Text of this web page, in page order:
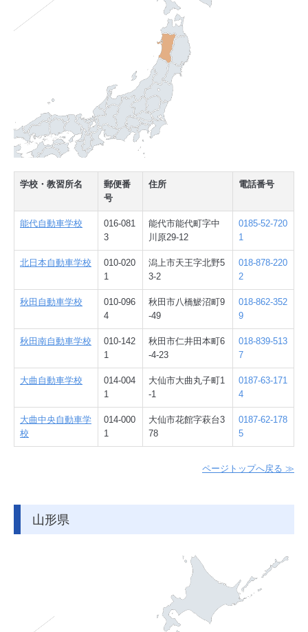
学校・教習所名
郵便番
号
住所 電話番号
能代自動車学校
016-081
3
能代市能代町字中
川原29-12
0185-52-720
1
北日本自動車学校
010-020
1
潟上市天王字北野5
3-2
018-878-220
2
秋田自動車学校
010-096
4
秋田市八橋鯲沼町9
-49
018-862-352
9
秋田南自動車学校
010-142
1
秋田市仁井田本町6
-4-23
018-839-513
7
大曲自動車学校
014-004
1
大仙市大曲丸子町1
-1
0187-63-171
4
大曲中央自動車学
校
014-000
1
大仙市花館字萩台3
78
0187-62-178
5
ページトップへ戻る ≫
山形県